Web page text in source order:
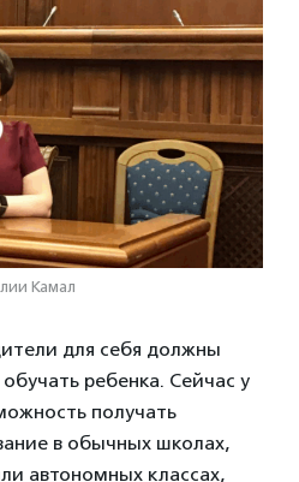
Камал
для себя должны
ребенка. Сейчас у
получать
в обычных школах,
автономных классах,